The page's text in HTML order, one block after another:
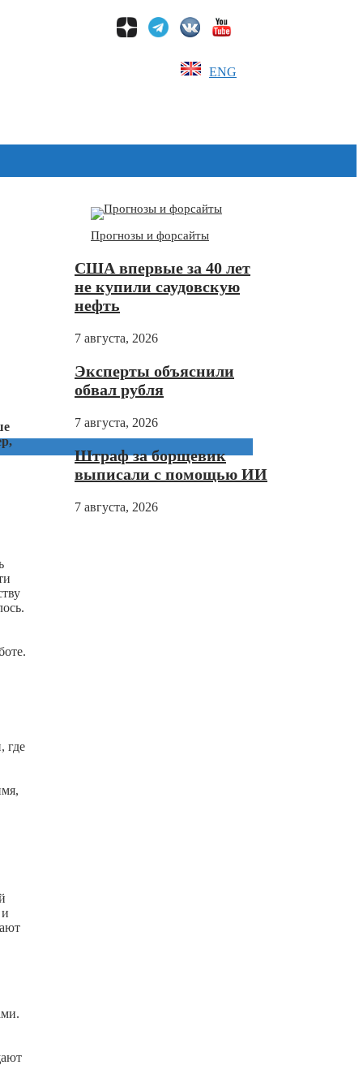
ENG
где
Прогнозы и форсайты
США впервые за 40 лет
не купили саудовскую
нефть
7 августа, 2026
Эксперты объяснили
обвал рубля
7 августа, 2026
Штраф за борщевик
выписали с помощью ИИ
7 августа, 2026